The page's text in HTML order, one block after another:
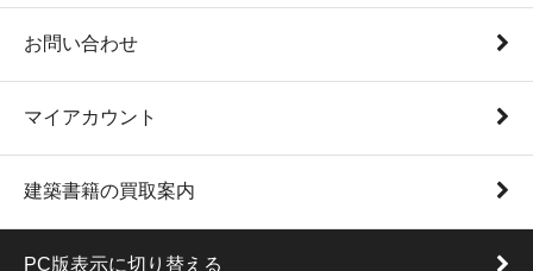
お問い合わせ
マイアカウント
建築書籍の買取案内
PC版表示に切り替える